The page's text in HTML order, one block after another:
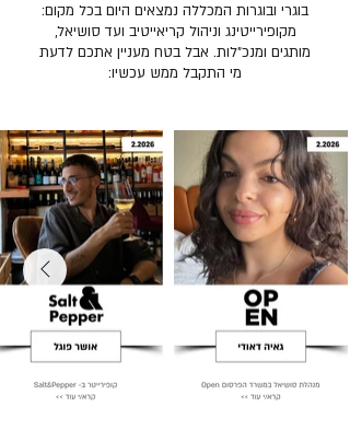
בוגרי ובוגרות המכללה נמצאים היום בכל מקום:
מקופירייטינג וניהול קריאייטיב ועד סושיאל,
מותגים ומנכ״לות. אבל בטח מעניין אתכם לדעת
מי התקבל ממש עכשיו: